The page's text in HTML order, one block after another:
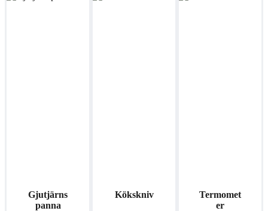
Gjutjärns
panna
Kökskniv
Termomet
er